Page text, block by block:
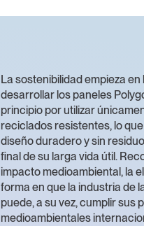
La sostenibilidad empieza en
desarrollar los paneles
principio por utilizar
reciclados resistentes, lo
diseño duradero y sin
final de su larga vida útil.
impacto medioambiental, la
forma en que la industria de
puede, a su vez, cumplir sus
medioambientales